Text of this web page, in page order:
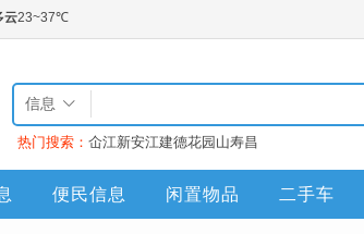
信息
热门搜索： 仚江新安江建德花园山寿昌
便民信息 闲置物品 二手车